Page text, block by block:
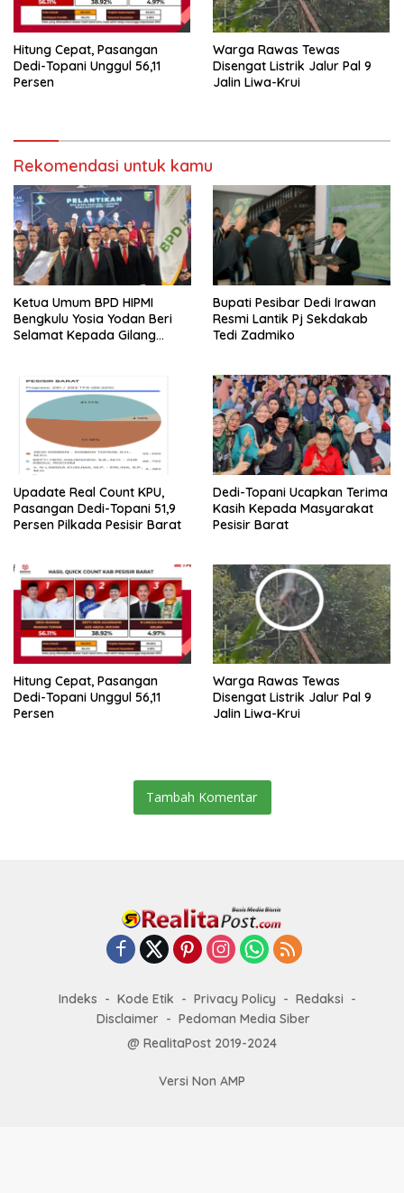
Hitung Cepat, Pasangan
Dedi-Topani Unggul 56,11
Persen
Warga Rawas Tewas
Disengat Listrik Jalur Pal 9
Jalin Liwa-Krui
Rekomendasi untuk kamu
Ketua Umum BPD HIPMI
Bengkulu Yosia Yodan Beri
Selamat Kepada Gilang
Bupati Pesibar Dedi Irawan
Resmi Lantik Pj Sekdakab
Tedi Zadmiko
Upadate Real Count KPU,
Pasangan Dedi-Topani 51,9
Persen Pilkada Pesisir Barat
Dedi-Topani Ucapkan Terima
Kasih Kepada Masyarakat
Pesisir Barat
Hitung Cepat, Pasangan
Dedi-Topani Unggul 56,11
Persen
Warga Rawas Tewas
Disengat Listrik Jalur Pal 9
Jalin Liwa-Krui
Tambah Komentar
Indeks Kode Etik Privacy Policy
Redaksi
Disclaimer
Pedoman Media Siber
@ RealitaPost 2019-2024
Versi Non AMP